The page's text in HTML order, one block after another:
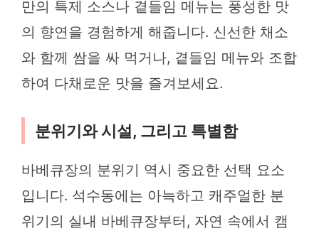
만의 특제 소스나 곁들임 메뉴는 풍성한 맛
의 향연을 경험하게 해줍니다. 신선한 채소
와 함께 쌈을 싸 먹거나, 곁들임 메뉴와 조합
하여 다채로운 맛을 즐겨보세요.
분위기와 시설, 그리고 특별함
바베큐장의 분위기 역시 중요한 선택 요소
입니다. 석수동에는 아늑하고 캐주얼한 분
위기의 실내 바베큐장부터, 자연 속에서 캠